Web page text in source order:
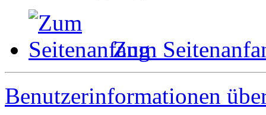
Zum
Benutzerinformationen